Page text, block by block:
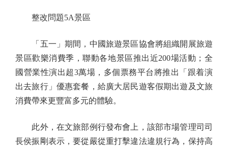
整改問題5A景區
「五一」期間，中國旅遊景區協會將組織開展旅遊
景區歡樂消費季，聯動各地景區推出近200場活動；全
國營業性演出超3萬場，多個票務平台將推出「跟着演
出去旅行」優惠套餐，給廣大居民遊客假期出遊及文旅
消費帶來更豐富多元的體驗。
此外，在文旅部例行發布會上，該部市場管理司司
長侯振剛表示，要從嚴從重打擊違法違規行為，保持高